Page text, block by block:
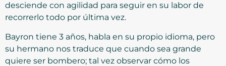
desciende con agilidad para seguir en su labor de
recorrerlo todo por última vez.
Bayron tiene 3 años, habla en su propio idioma, pero
su hermano nos traduce que cuando sea grande
quiere ser bombero; tal vez observar cómo los